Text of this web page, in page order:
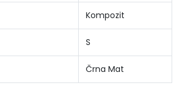
Kompozit
S
Črna Mat